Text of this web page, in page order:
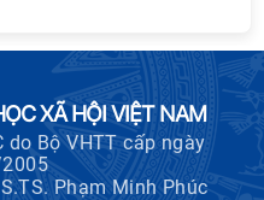
XÃ HỘI VIỆT NAM
do Bộ VHTT cấp ngày
Phạm Minh Phúc